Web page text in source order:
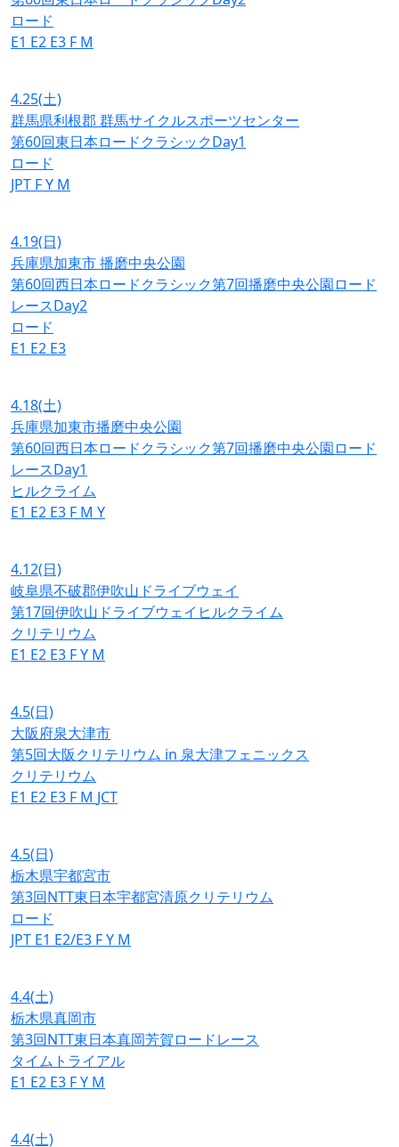
ロード
E1 E2 E3 F M
4.25(土)
群馬県利根郡 群馬サイクルスポーツセンター
第60回東日本ロードクラシックDay1
ロード
JPT FY M
4.19(日)
兵庫県加東市 播磨中央公園
第60回西日本ロードクラシック第7回播磨中央公園ロード
レースDay2
ロード
E1 E2 E3
4.18(土)
兵庫県加東市播磨中央公園
第60回西日本ロードクラシック第7回播磨中央公園ロード
レースDay1
ヒルクライム
E1 E2 E3 F M Y
4.12(日)
岐阜県不破郡伊吹山ドライブウェイ
第17回伊吹山ドライブウェイヒルクライム
クリテリウム
E1 E2 E3 FY M
4.5(日)
大阪府泉大津市
第5回大阪クリテリウム in 泉大津フェニックス
クリテリウム
E1 E2 E3 F M JCT
4.5(日)
栃木県宇都宮市
第3回NTT東日本宇都宮清原クリテリウム
ロード
JPT E1 E2/E3 FY M
4.4(土)
栃木県真岡市
第3回NTT東日本真岡芳賀ロードレース
タイムトライアル
E1 E2 E3 FY M
4.4(土)